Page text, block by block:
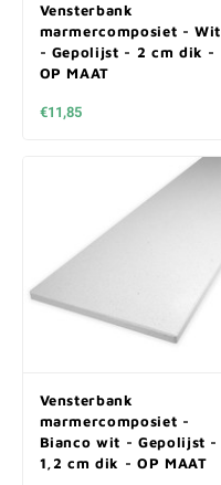
Vensterbank
marmercomposiet - Wit
- Gepolijst - 2 cm dik -
OP MAAT
€11,85
Vensterbank
marmercomposiet -
Bianco wit - Gepolijst -
1,2 cm dik - OP MAAT